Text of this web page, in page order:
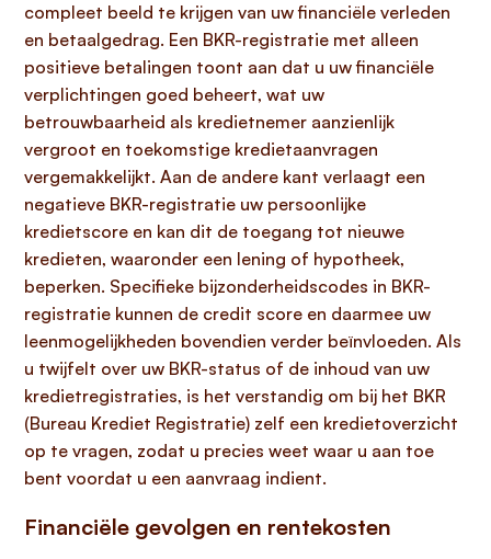
compleet beeld te krijgen van uw financiële verleden
en betaalgedrag. Een BKR-registratie met alleen
positieve betalingen toont aan dat u uw financiële
verplichtingen goed beheert, wat uw
betrouwbaarheid als kredietnemer aanzienlijk
vergroot en toekomstige kredietaanvragen
vergemakkelijkt. Aan de andere kant verlaagt een
negatieve BKR-registratie uw persoonlijke
kredietscore en kan dit de toegang tot nieuwe
kredieten, waaronder een lening of hypotheek,
beperken. Specifieke bijzonderheidscodes in BKR-
registratie kunnen de credit score en daarmee uw
leenmogelijkheden bovendien verder beïnvloeden. Als
u twijfelt over uw BKR-status of de inhoud van uw
kredietregistraties, is het verstandig om bij het BKR
(Bureau Krediet Registratie) zelf een kredietoverzicht
op te vragen, zodat u precies weet waar u aan toe
bent voordat u een aanvraag indient.
Financiële gevolgen en rentekosten